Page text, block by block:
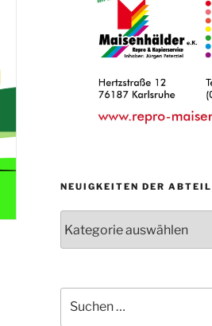
NEUIGKEITEN DER
der
Abteilungen
nach: